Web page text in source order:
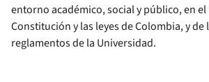
entorno académico, social y público, en el
Constitución y las leyes de Colombia, y de
reglamentos de la Universidad.